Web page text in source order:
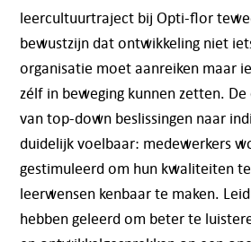
leercultuurtraject bij Opti-flor
bewustzijn dat ontwikkeling niet
organisatie moet aanreiken maar
zélf in beweging kunnen zetten.
van top-down beslissingen naar
duidelijk voelbaar: medewerkers
gestimuleerd om hun kwaliteiten
leerwensen kenbaar te maken.
hebben geleerd om beter te